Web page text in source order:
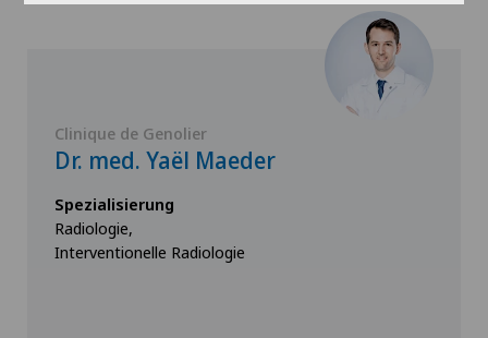
Clinique de Genolier
Dr. med. Yaël Maeder
Spezialisierung
Radiologie,
Interventionelle Radiologie